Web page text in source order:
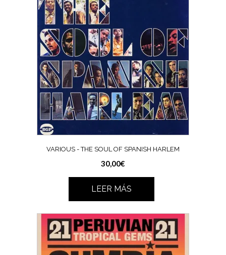
VARIOUS ‎- THE SOUL OF SPANISH HARLEM
30,00€
LEER MÁS